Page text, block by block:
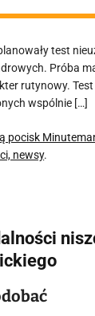
test
Próba
rutynowy. Test
wspólnie […]
pocisk
newsy.